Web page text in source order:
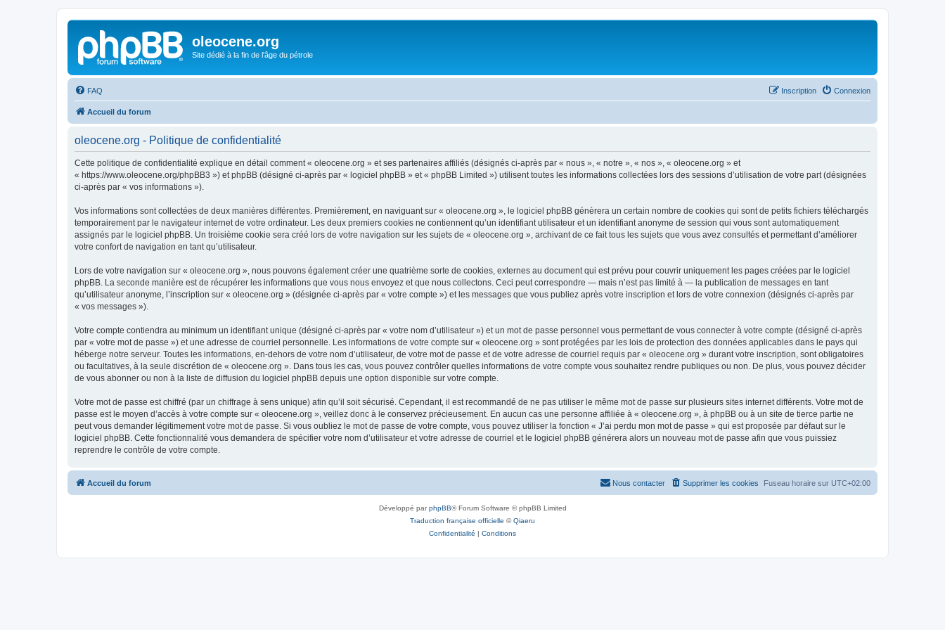
oleocene.org
Site dédié à la fin de l'âge du pétrole
FAQ Connexion
Inscription
Accueil du forum
oleocene.org - Politique de confidentialité
Cette politique de confidentialité explique en détail comment « oleocene.org » et ses partenaires affiliés (désignés ci-après par « nous », « notre », « nos », « oleocene.org » et
« https://www.oleocene.org/phpBB3 ») et phpBB (désigné ci-après par « logiciel phpBB » et « phpBB Limited ») utilisent toutes les informations collectées lors des sessions d’utilisation de votre part (désignées
ci-après par « vos informations »).
Vos informations sont collectées de deux manières différentes. Premièrement, en naviguant sur « oleocene.org », le logiciel phpBB génèrera un certain nombre de cookies qui sont de petits fichiers téléchargés
temporairement par le navigateur internet de votre ordinateur. Les deux premiers cookies ne contiennent qu’un identifiant utilisateur et un identifiant anonyme de session qui vous sont automatiquement
assignés par le logiciel phpBB. Un troisième cookie sera créé lors de votre navigation sur les sujets de « oleocene.org », archivant de ce fait tous les sujets que vous avez consultés et permettant d’améliorer
votre confort de navigation en tant qu’utilisateur.
Lors de votre navigation sur « oleocene.org », nous pouvons également créer une quatrième sorte de cookies, externes au document qui est prévu pour couvrir uniquement les pages créées par le logiciel
phpBB. La seconde manière est de récupérer les informations que vous nous envoyez et que nous collectons. Ceci peut correspondre — mais n’est pas limité à — la publication de messages en tant
qu’utilisateur anonyme, l’inscription sur « oleocene.org » (désignée ci-après par « votre compte ») et les messages que vous publiez après votre inscription et lors de votre connexion (désignés ci-après par
« vos messages »).
Votre compte contiendra au minimum un identifiant unique (désigné ci-après par « votre nom d’utilisateur ») et un mot de passe personnel vous permettant de vous connecter à votre compte (désigné ci-après
par « votre mot de passe ») et une adresse de courriel personnelle. Les informations de votre compte sur « oleocene.org » sont protégées par les lois de protection des données applicables dans le pays qui
héberge notre serveur. Toutes les informations, en-dehors de votre nom d’utilisateur, de votre mot de passe et de votre adresse de courriel requis par « oleocene.org » durant votre inscription, sont obligatoires
ou facultatives, à la seule discrétion de « oleocene.org ». Dans tous les cas, vous pouvez contrôler quelles informations de votre compte vous souhaitez rendre publiques ou non. De plus, vous pouvez décider
de vous abonner ou non à la liste de diffusion du logiciel phpBB depuis une option disponible sur votre compte.
Votre mot de passe est chiffré (par un chiffrage à sens unique) afin qu’il soit sécurisé. Cependant, il est recommandé de ne pas utiliser le même mot de passe sur plusieurs sites internet différents. Votre mot de
passe est le moyen d’accès à votre compte sur « oleocene.org », veillez donc à le conservez précieusement. En aucun cas une personne affiliée à « oleocene.org », à phpBB ou à un site de tierce partie ne
peut vous demander légitimement votre mot de passe. Si vous oubliez le mot de passe de votre compte, vous pouvez utiliser la fonction « J’ai perdu mon mot de passe » qui est proposée par défaut sur le
logiciel phpBB. Cette fonctionnalité vous demandera de spécifier votre nom d’utilisateur et votre adresse de courriel et le logiciel phpBB générera alors un nouveau mot de passe afin que vous puissiez
reprendre le contrôle de votre compte.
Accueil du forum Fuseau horaire sur UTC+02:00
Supprimer les cookies
Nous contacter
Développé parphpBB® Forum Software © phpBB Limited
Traduction française officielle ©Qiaeru
Confidentialité | Conditions